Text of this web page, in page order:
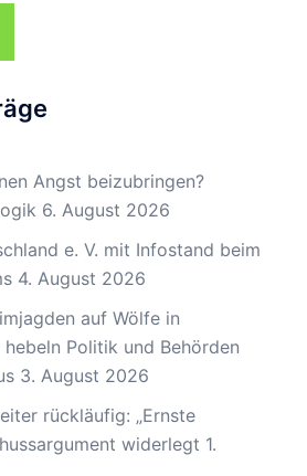
Angst beizubringen?
6. August 2026
e. V. mit Infostand beim
4. August 2026
auf Wölfe in
hebeln Politik und Behörden
3. August 2026
rückläufig: „Ernste
widerlegt 1.